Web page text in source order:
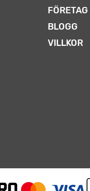
FÖRETAG
BLOGG
VILLKOR